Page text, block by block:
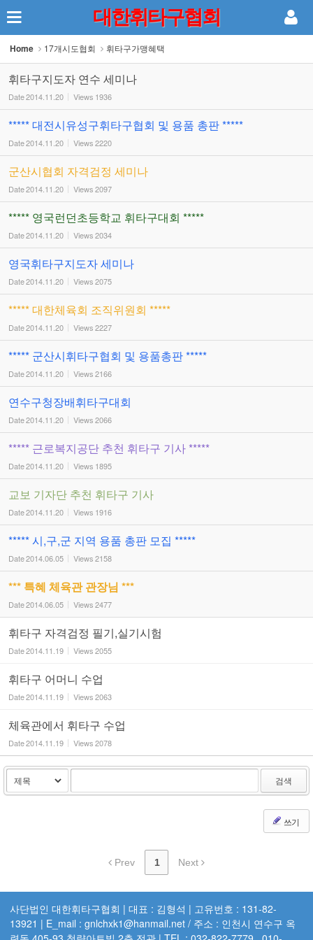
대한휘타구협회
Home 17개시도협회 휘타구가맹혜택
휘타구지도자 연수 세미나
Date2014.11.20 Views 1936
***** 대전시유성구휘타구협회 및 용품 총판 *****
Date2014.11.20 Views2220
군산시협회 자격검정 세미나
Date2014.11.20 Views2097
***** 영국런던초등학교 휘타구대회 *****
Date2014.11.20 Views2034
영국휘타구지도자 세미나
Date2014.11.20 Views2075
***** 대한체육회 조직위원회 *****
Date2014.11.20 Views2227
***** 군산시휘타구협회 및 용품총판 *****
Date2014.11.20 Views2166
연수구청장배휘타구대회
Date2014.11.20 Views2066
***** 근로복지공단 추천 휘타구 기사 *****
Date2014.11.20 Views 1895
교보 기자단 추천 휘타구 기사
Date2014.11.20 Views 1916
***** 시,구,군 지역 용품 총판 모집 *****
Date2014.06.05 Views2158
*** 특혜 체육관 관장님 ***
Date2014.06.05 Views2477
휘타구 자격검정 필기,실기시험
Date2014.11.19 Views2055
휘타구 어머니 수업
Date2014.11.19 Views2063
체육관에서 휘타구 수업
Date2014.11.19 Views2078
검색
쓰기
Prev 1 Next
사단법인 대한휘타구협회 | 대표 : 김형석 | 고유번호 : 131-82-
13921 | E_mail : gnlchxk1@hanmail.net / 주소 : 인천시 연수구 옥
Sketchbook5, 스케치북5
Sketchbook5, 스케치북5